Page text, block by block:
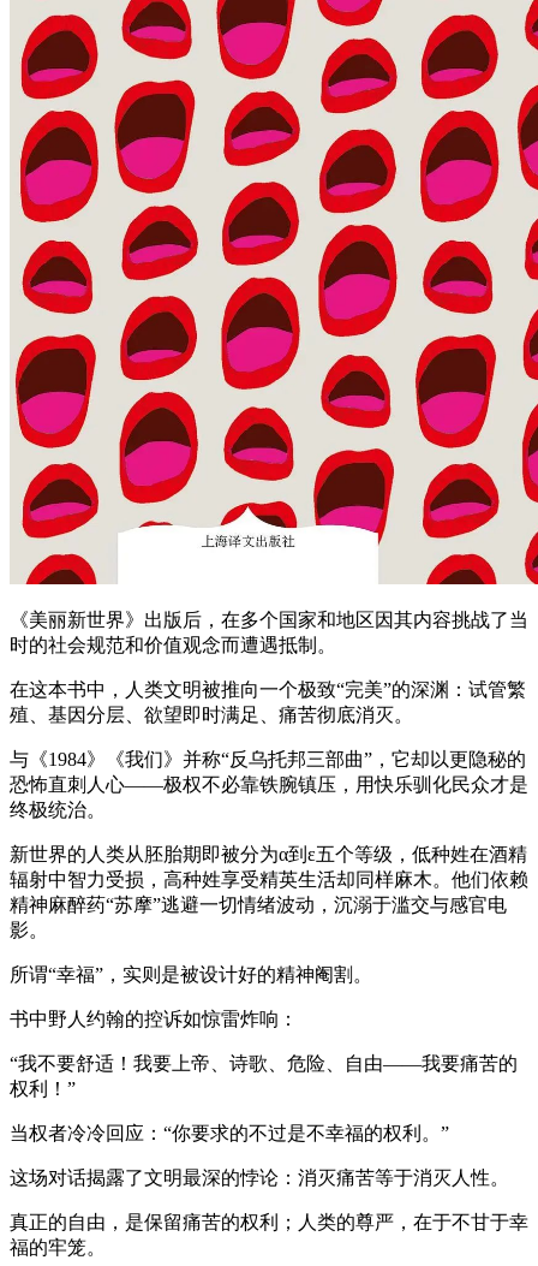
《美丽新世界》出版后，在多个国家和地区因其内容挑战了当
时的社会规范和价值观念而遭遇抵制。
在这本书中，人类文明被推向一个极致“完美”的深渊：试管繁
殖、基因分层、欲望即时满足、痛苦彻底消灭。
与《1984》《我们》并称“反乌托邦三部曲”，它却以更隐秘的
恐怖直刺人心——极权不必靠铁腕镇压，用快乐驯化民众才是
终极统治。
新世界的人类从胚胎期即被分为α到ε五个等级，低种姓在酒精
辐射中智力受损，高种姓享受精英生活却同样麻木。他们依赖
精神麻醉药“苏摩”逃避一切情绪波动，沉溺于滥交与感官电
影。
所谓“幸福”，实则是被设计好的精神阉割。
书中野人约翰的控诉如惊雷炸响：
“我不要舒适！我要上帝、诗歌、危险、自由——我要痛苦的
权利！”
当权者冷冷回应：“你要求的不过是不幸福的权利。”
这场对话揭露了文明最深的悖论：消灭痛苦等于消灭人性。
真正的自由，是保留痛苦的权利；人类的尊严，在于不甘于幸
福的牢笼。